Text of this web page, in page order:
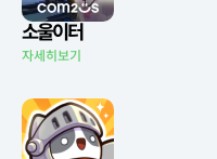
소울이터
자세히보기